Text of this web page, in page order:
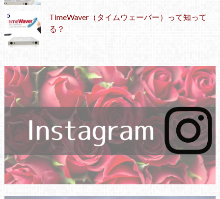
TimeWaver（タイムウェーバー）って知って
る？